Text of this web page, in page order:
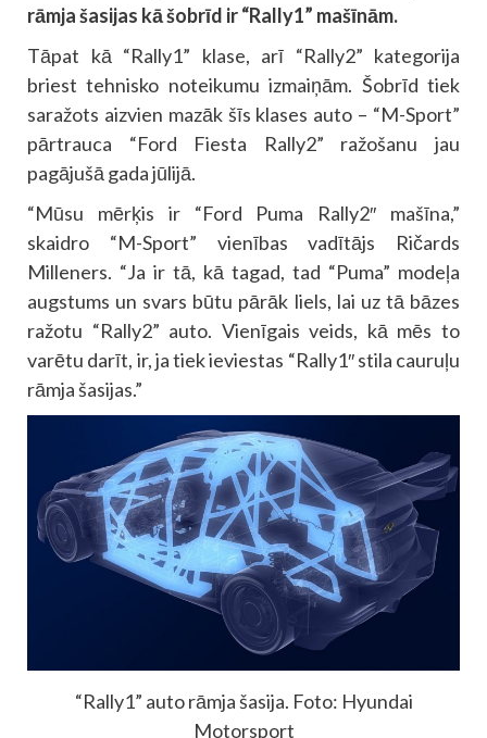
rāmja šasijas kā šobrīd ir “Rally1” mašīnām.
Tāpat kā “Rally1” klase, arī “Rally2” kategorija
briest tehnisko noteikumu izmaiņām. Šobrīd tiek
saražots aizvien mazāk šīs klases auto – “M-Sport”
pārtrauca “Ford Fiesta Rally2” ražošanu jau
pagājušā gada jūlijā.
“Mūsu mērķis ir “Ford Puma Rally2″ mašīna,”
skaidro “M-Sport” vienības vadītājs Ričards
Milleners. “Ja ir tā, kā tagad, tad “Puma” modeļa
augstums un svars būtu pārāk liels, lai uz tā bāzes
ražotu “Rally2” auto. Vienīgais veids, kā mēs to
varētu darīt, ir, ja tiek ieviestas “Rally1″ stila cauruļu
rāmja šasijas.”
“Rally1” auto rāmja šasija. Foto: Hyundai
Motorsport